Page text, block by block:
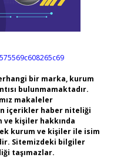
bir marka, kurum
bulunmamaktadır.
makaleler
içerikler haber niteliği
ve kişiler hakkında
kurum ve kişiler ile isim
Sitemizdeki bilgiler
taşımazlar.